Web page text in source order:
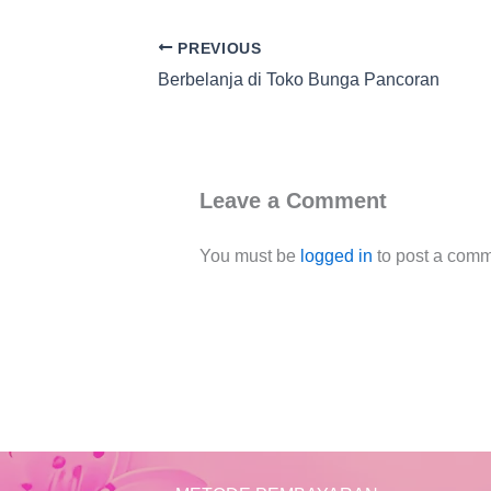
PREVIOUS
Berbelanja di Toko Bunga Pancoran
Leave a Comment
You must be logged in to post a